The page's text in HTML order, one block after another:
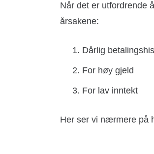
Når det er utfordrende
årsakene:
Dårlig
For høy gjeld
For lav inntekt
Her ser vi nærmere på